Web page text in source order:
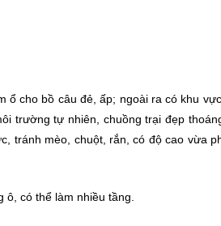
cho bồ câu đẻ, ấp; ngoài ra có khu
trường tự nhiên, chuồng trại đẹp
tránh mèo, chuột, rắn, có độ cao vừa
có thể làm nhiều tầng.